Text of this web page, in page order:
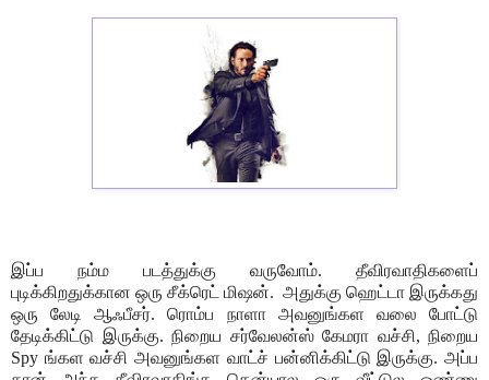
இப்ப நம்ம படத்துக்கு வருவோம். தீவிரவாதிகளைப்
புடிக்கிறதுக்கான ஒரு சீக்ரெட் மிஷன். அதுக்கு ஹெட்டா இருக்கது
ஒரு லேடி ஆஃபீசர். ரொம்ப நாளா அவனுங்கள வலை போட்டு
தேடிக்கிட்டு இருக்கு. நிறைய சர்வேலன்ஸ் கேமரா வச்சி, நிறைய
Spy ங்கள வச்சி அவனுங்கள வாட்ச் பன்னிக்கிட்டு இருக்கு. அப்ப